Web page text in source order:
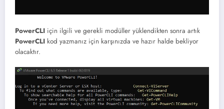
PowerCLI için ilgili ve gerekli modüller yüklendikten sonra artık
PowerCLI kod yazmanız için karşınızda ve hazır halde bekliyor
olacaktır.